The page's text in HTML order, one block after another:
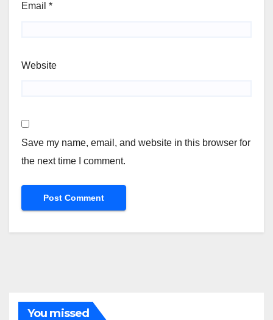
Email *
Website
Save my name, email, and website in this browser for
the next time I comment.
You missed